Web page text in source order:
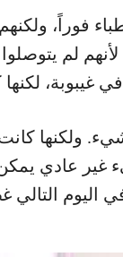
فوراً،
لم
غيبوبة، لكنها
ولكنها
غير عادي
اليوم